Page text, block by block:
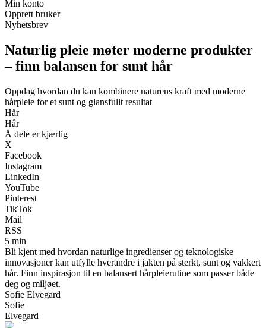
Min konto
Opprett bruker
Nyhetsbrev
Naturlig pleie møter moderne produkter
– finn balansen for sunt hår
Oppdag hvordan du kan kombinere naturens kraft med moderne
hårpleie for et sunt og glansfullt resultat
Hår
Hår
Å dele er kjærlig
X
Facebook
Instagram
LinkedIn
YouTube
Pinterest
TikTok
Mail
RSS
5 min
Bli kjent med hvordan naturlige ingredienser og teknologiske
innovasjoner kan utfylle hverandre i jakten på sterkt, sunt og vakkert
hår. Finn inspirasjon til en balansert hårpleierutine som passer både
deg og miljøet.
Sofie Elvegard
Sofie
Elvegard